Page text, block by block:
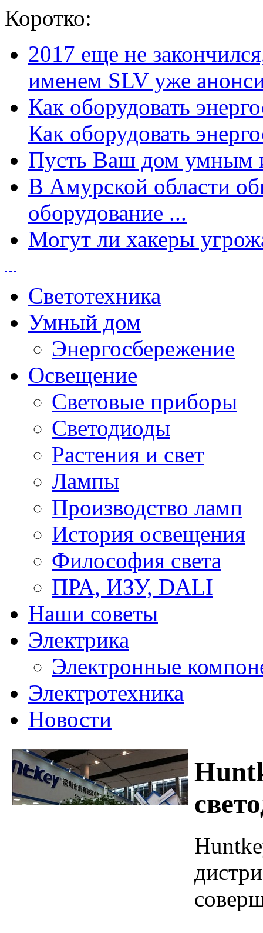
Коротко:
2017 еще не
именем SLV уже
Как оборудовать
Как оборудовать
Пусть Ваш дом умным
В Амурской области
оборудование ...
Могут ли хакеры
Светотехника
Умный дом
Энергосбережение
Освещение
Световые приборы
Светодиоды
Растения и свет
Лампы
Производство ламп
История освещения
Философия света
ПРА, ИЗУ, DALI
Наши советы
Электрика
Электронные
Электротехника
Новости